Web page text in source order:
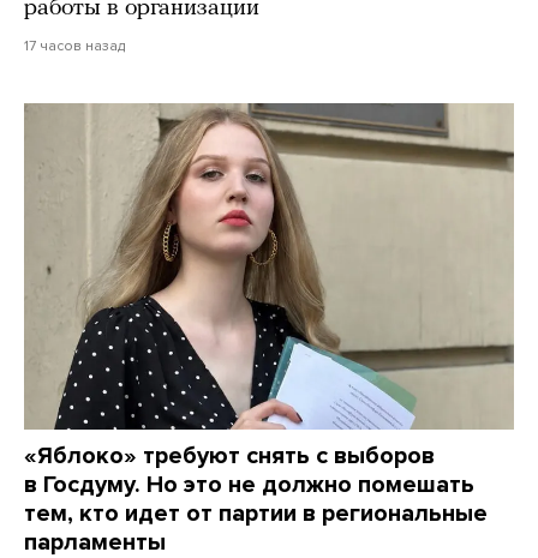
работы в организации
17 часов назад
«Яблоко» требуют снять с выборов
в Госдуму. Но это не должно помешать
тем, кто идет от партии в региональные
парламенты